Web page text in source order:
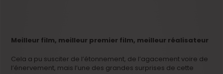
Meilleur film, meilleur premier film, meilleur réalisateur
Cela a pu susciter de l’étonnement, de l’agacement voire de
l’énervement, mais l’une des grandes surprises de cette